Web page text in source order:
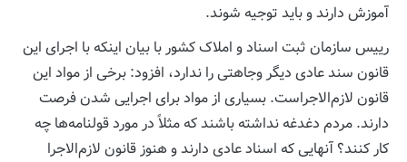
آموزش دارند و باید توجیه شوند.
رییس سازمان ثبت اسناد و املاک کشور با بیان اینکه با اجرای این
قانون سند عادی دیگر وجاهتی را ندارد، افزود: برخی از مواد این
قانون لازم‌الاجراست. بسیاری از مواد برای اجرایی شدن فرصت
دارند. مردم دغدغه نداشته باشند که مثلاً در مورد قولنامه‌ها چه
کار کنند؟ آنهایی که اسناد عادی دارند و هنوز قانون لازم‌الاجرا